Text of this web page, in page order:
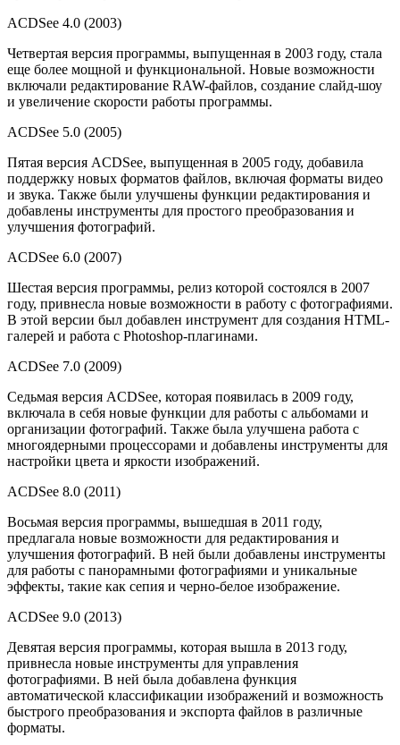
ACDSee 4.0 (2003)
Четвертая версия программы, выпущенная в 2003 году, стала
еще более мощной и функциональной. Новые возможности
включали редактирование RAW-файлов, создание слайд-шоу
и увеличение скорости работы программы.
ACDSee 5.0 (2005)
Пятая версия ACDSee, выпущенная в 2005 году, добавила
поддержку новых форматов файлов, включая форматы видео
и звука. Также были улучшены функции редактирования и
добавлены инструменты для простого преобразования и
улучшения фотографий.
ACDSee 6.0 (2007)
Шестая версия программы, релиз которой состоялся в 2007
году, привнесла новые возможности в работу с фотографиями.
В этой версии был добавлен инструмент для создания HTML-
галерей и работа с Photoshop-плагинами.
ACDSee 7.0 (2009)
Седьмая версия ACDSee, которая появилась в 2009 году,
включала в себя новые функции для работы с альбомами и
организации фотографий. Также была улучшена работа с
многоядерными процессорами и добавлены инструменты для
настройки цвета и яркости изображений.
ACDSee 8.0 (2011)
Восьмая версия программы, вышедшая в 2011 году,
предлагала новые возможности для редактирования и
улучшения фотографий. В ней были добавлены инструменты
для работы с панорамными фотографиями и уникальные
эффекты, такие как сепия и черно-белое изображение.
ACDSee 9.0 (2013)
Девятая версия программы, которая вышла в 2013 году,
привнесла новые инструменты для управления
фотографиями. В ней была добавлена функция
автоматической классификации изображений и возможность
быстрого преобразования и экспорта файлов в различные
форматы.